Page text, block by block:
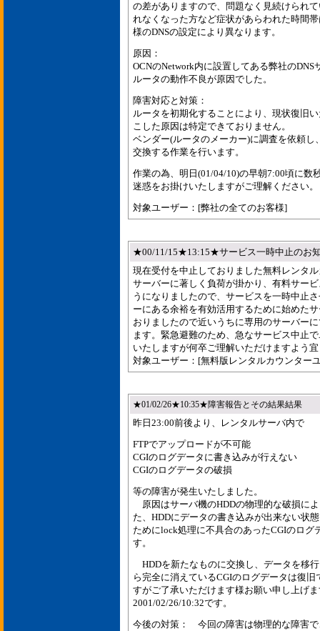
の差がありますので、問題なく見続けられ
れなくなった方など症状があらわれた時間
様のDNSの設定により異なります。
原因：
OCNのNetwork内に設置してある弊社のDNS
ルータの動作不良が原因でした。
障害対応と対策：
ルータを初期化することにより、現状復旧
こした原因は特定できておりません。
ベンダー(ルータのメーカー)に調査を依頼し
交換する作業を行います。
作業の為、明日(01/04/10)の早朝7:00頃に数
迷惑をお掛けいたしますがご理解ください。
対象ユーザー：[弊社の全てのお客様]
★00/11/15★13:15★サービス一時中止のお
現在受付を中止しておりました無料レンタ
サーバーに著しく負荷が掛かり、有料サー
うになりましたので、サービスを一時中止
ーにある余裕を有効活用するために始めた
おりましたので近いうちに専用のサーバー
ます。緊急避難のため、急なサービス中止
いたしますが何卒ご理解いただけますよう
対象ユーザー：[無料版レンタルカウンター
★01/02/26★10:35★障害報告とその結果結果
昨日23:00前後より、レンタルサーバ内で
FTPでアップロードが不可能
CGIのログデータに書き込みが行えない
CGIのログデータの破損
等の障害が発生いたしました。
原因はサーバ機のHDDの物理的な破損に
た、HDDにデータの書き込みが出来ない状
ためにlock処理に不具合のあったCGIのログ
す。
HDDを新たなものに交換し、データを移
ら完全に消えているCGIのログデータは復
すがご了承いただけます様お願い申し上げ
2001/02/26/10:32です。
今後の対策： 今回の障害は物理的な障害で